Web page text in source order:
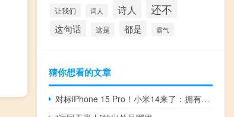
让我们 词人 诗人 还不
这句话 这是 都是 霸气
猜你想看的文章
对标iPhone 15 Pro！小米14来了：拥有大杀器自研OS